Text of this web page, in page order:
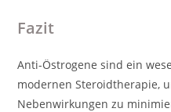
Fazit
Anti-Östrogene sind ein
modernen Steroidtherapie,
Nebenwirkungen zu